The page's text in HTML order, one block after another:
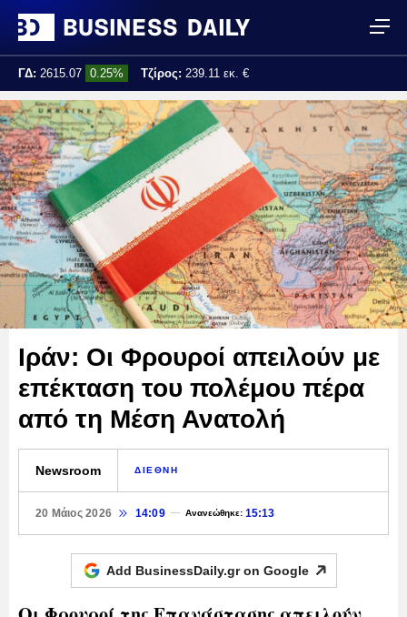
ΓΔ: 2615.07 0.25% Τζίρος: 239.11 εκ. €
Τελ. ενημέρωση: 17:25:01
Ιράν: Οι Φρουροί απειλούν με
επέκταση του πολέμου πέρα
από τη Μέση Ανατολή
Newsroom ΔΙΕΘΝΗ
20 Μάιος 2026 14:09 Ανανεώθηκε:15:13
Add BusinessDaily.gr on Google